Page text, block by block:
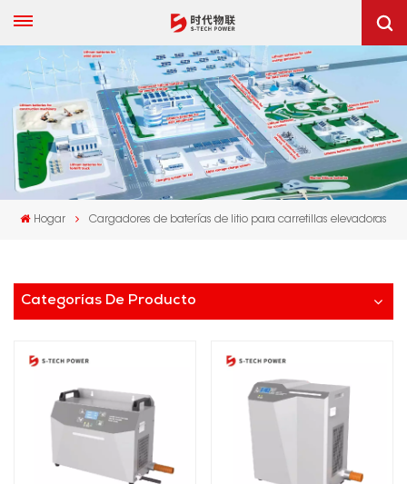
Hogar Cargadores de baterías de litio para carretillas elevadoras
Categorías De Producto